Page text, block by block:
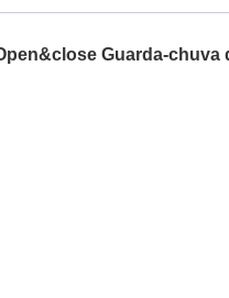
Guarda-